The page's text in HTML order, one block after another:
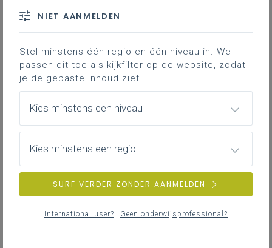
Aanwezigheid
Retentiviteit
Financiële toegankelijkheid
Kwaliteit klassenraad
Adviezen en opvolging
Studiewissels in 2e en 3e graad
Arbeidsrijpheid
Downloads
NIET AANMELDEN
Stel minstens één regio en één niveau in. We
passen dit toe als kijkfilter op de website, zodat
je de gepaste inhoud ziet.
Kies minstens een niveau
Kies minstens een regio
SURF VERDER ZONDER AANMELDEN
International user? Geen onderwijsprofessional?